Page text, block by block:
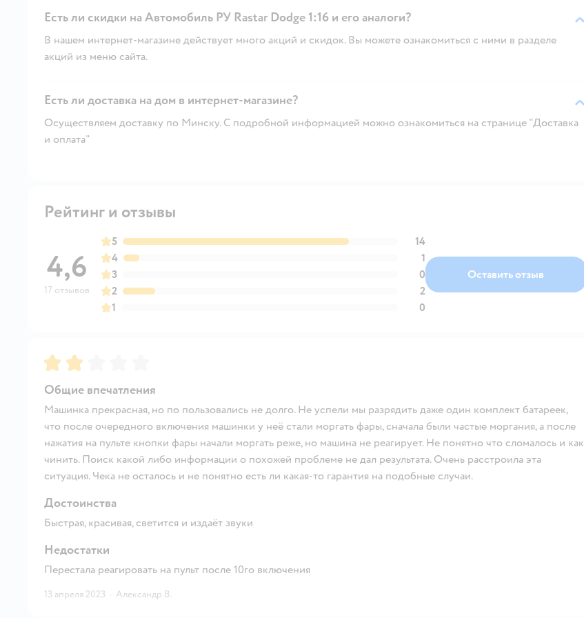
Есть ли скидки на Автомобиль РУ Rastar Dodge 1:16 и его аналоги?
В нашем интернет-магазине действует много акций и скидок. Вы можете ознакомиться с ними в разделе
акций из меню сайта.
Есть ли доставка на дом в интернет-магазине?
Осуществляем доставку по Минску. С подробной информацией можно ознакомиться на странице "Доставка
и оплата"
Рейтинг и отзывы
4,6
17 отзывов
5
14
4
1
3
0
2
2
1
0
Оставить отзыв
Рейтинг:
Общие впечатления
Машинка прекрасная, но по пользовались не долго. Не успели мы разрядить даже один комплект батареек,
что после очередного включения машинки у неё стали моргать фары, сначала были частые моргания, а после
нажатия на пульте кнопки фары начали моргать реже, но машина не реагирует. Не понятно что сломалось и как
чинить. Поиск какой либо информации о похожей проблеме не дал результата. Очень расстроила эта
ситуация. Чека не осталось и не понятно есть ли какая-то гарантия на подобные случаи.
Достоинства
Быстрая, красивая, светится и издаёт звуки
Недостатки
Перестала реагировать на пульт после 10го включения
13 апреля 2023 · Александр В.